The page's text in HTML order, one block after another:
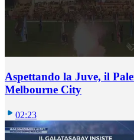
Aspettando la Juve, il
Melbourne City
02:23